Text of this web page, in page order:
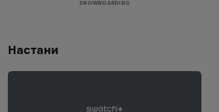
SNOWBOARDING
Настани